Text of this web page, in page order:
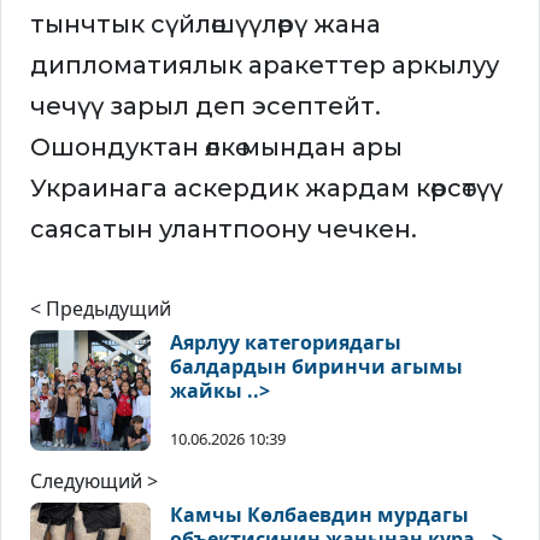
тынчтык сүйлөшүүлөрү жана
дипломатиялык аракеттер аркылуу
чечүү зарыл деп эсептейт.
Ошондуктан өлкө мындан ары
Украинага аскердик жардам көрсөтүү
саясатын улантпоону чечкен.
< Предыдущий
Аярлуу категориядагы
балдардын биринчи агымы
жайкы ..>
10.06.2026 10:39
Следующий >
Камчы Көлбаевдин мурдагы